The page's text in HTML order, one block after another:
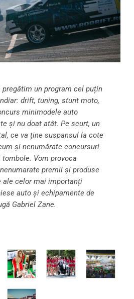
pregătim un program cel puțin
drift, tuning, stunt moto,
minimodele auto
și nu doat atât. Pe scurt, un
ce va ține suspansul la cote
și nenumărate concursuri
Vom provoca
premii și produse
ale celor mai importanți
auto și echipamente de
Gabriel Zane.